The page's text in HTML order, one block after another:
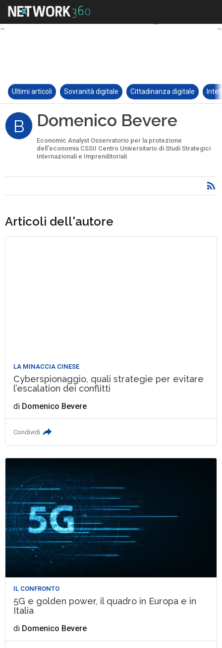
Ultimi articoli Sovranità digitale Cittadinanza digitale
B Domenico Bevere
Economic Analyst Osservatorio per la protezione
dell'economia CSSII Centro Universitario di Studi Strategici
Internazionali e Imprenditoriali
Articoli dell'autore
LA MINACCIA CINESE
Cyberspionaggio, quali strategie per evitare
l’escalation dei conflitti
di Domenico Bevere
Condividi
IL CONFRONTO
5G e golden power, il quadro in Europa e in
Italia
di Domenico Bevere